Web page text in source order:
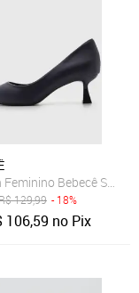
Feminino Bebecê Salto
129,99 - 18%
106,59 no Pix